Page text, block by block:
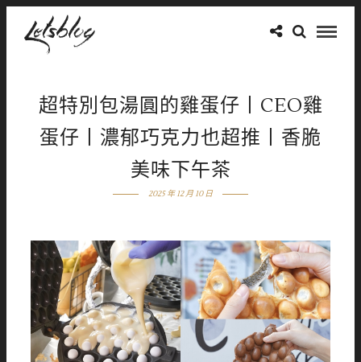
超特別包湯圓的雞蛋仔丨CEO雞
蛋仔丨濃郁巧克力也超推丨香脆
美味下午茶
2025 年 12 月 10 日